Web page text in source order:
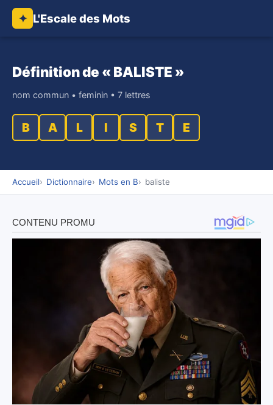
✦ L'Escale des Mots
Définition de « BALISTE »
nom commun • feminin • 7 lettres
B A L I S T E
Accueil Dictionnaire Mots en B baliste